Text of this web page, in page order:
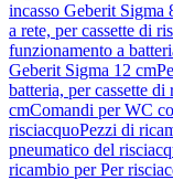
incasso Geberit Sigma
a rete, per cassette di
funzionamento a
Geberit Sigma 12 cm
batteria, per cassette
cmComandi per WC
risciacquoPezzi di
pneumatico del
ricambio per Per